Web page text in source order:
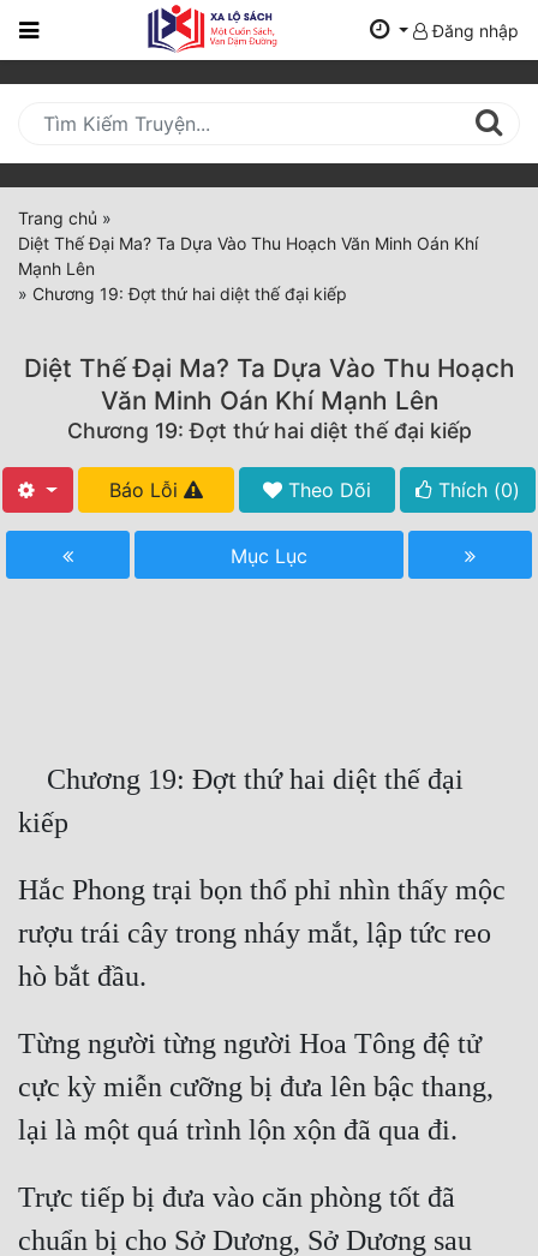
Trang
Mới
Cập
Nhật
(current)
BXH
Truyện Mới Ra
Hoàn Thành
Free
Truyện Nhập Môn
Truyện ngắn
Cung Đấu
Cổ Tiên Hiệp
Cổ Đại
Du Hí
Dã Sử
Dị Giới
Đăng nhập
Trang chủ »
Diệt Thế Đại Ma? Ta Dựa Vào Thu Hoạch Văn Minh Oán Khí
Mạnh Lên
» Chương 19: Đợt thứ hai diệt thế đại kiếp
Diệt Thế Đại Ma? Ta Dựa Vào Thu Hoạch
Văn Minh Oán Khí Mạnh Lên
Chương 19: Đợt thứ hai diệt thế đại kiếp
Báo Lỗi Theo Dõi Thích (0)
Mục Lục
Hắc Phong trại bọn thổ phỉ nhìn thấy mộc
rượu trái cây trong nháy mắt, lập tức reo
Từng người từng người Hoa Tông đệ tử
cực kỳ miễn cưỡng bị đưa lên bậc thang,
Trực tiếp bị đưa vào căn phòng tốt đã
chuẩn bị cho Sở Dương, Sở Dương sau